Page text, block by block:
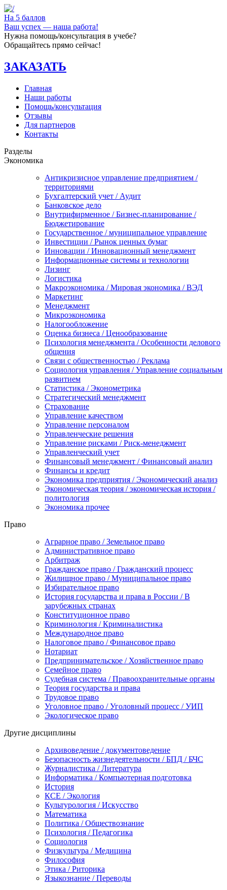
На 5 баллов
Ваш успех — наша работа!
Нужна помощь/консультация в учебе?
Обращайтесь прямо сейчас!
ЗАКАЗАТЬ
Главная
Наши работы
Помощь/консультация
Отзывы
Для партнеров
Контакты
Разделы
Экономика
Антикризисное управление предприятием /
территориями
Бухгалтерский учет / Аудит
Банковское дело
Внутрифирменное / Бизнес-планирование /
Бюджетирование
Государственное / муниципальное управление
Инвестиции / Рынок ценных бумаг
Инновации / Инновационный менеджмент
Информационные системы и технологии
Лизинг
Логистика
Макроэкономика / Мировая экономика / ВЭД
Маркетинг
Менеджмент
Микроэкономика
Налогообложение
Оценка бизнеса / Ценообразование
Психология менеджмента / Особенности делового
общения
Связи с общественностью / Реклама
Социология управления / Управление социальным
развитием
Статистика / Эконометрика
Стратегический менеджмент
Страхование
Управление качеством
Управление персоналом
Управленческие решения
Управление рисками / Риск-менеджмент
Управленческий учет
Финансовый менеджмент / Финансовый анализ
Финансы и кредит
Экономика предприятия / Экономический анализ
Экономическая теория / экономическая история /
политология
Экономика прочее
Право
Аграрное право / Земельное право
Административное право
Арбитраж
Гражданское право / Гражданский процесс
Жилищное право / Муниципальное право
Избирательное право
История государства и права в России / В
зарубежных странах
Конституционное право
Криминология / Криминалистика
Международное право
Налоговое право / Финансовое право
Нотариат
Предпринимательское / Хозяйственное право
Семейное право
Судебная система / Правоохранительные органы
Теория государства и права
Трудовое право
Уголовное право / Уголовный процесс / УИП
Экологическое право
Другие дисциплины
Архивоведение / документоведение
Безопасность жизнедеятельности / БПД / БЧС
Журналистика / Литература
Информатика / Компьютерная подготовка
История
КСЕ / Экология
Культурология / Искусство
Математика
Политика / Обществознание
Психология / Педагогика
Социология
Физкультура / Медицина
Философия
Этика / Риторика
Языкознание / Переводы